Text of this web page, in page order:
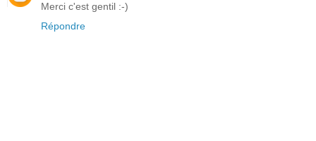
Merci c'est gentil :-)
Répondre